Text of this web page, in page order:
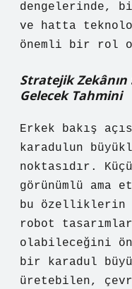
dengelerinde,
ve hatta
önemli bir rol
Stratejik
Gelecek Tahmini
Erkek bakış
karadulun
noktasıdır.
görünümlü
bu özelliklerin
robot
olabileceğini
bir karadul
üretebilen,